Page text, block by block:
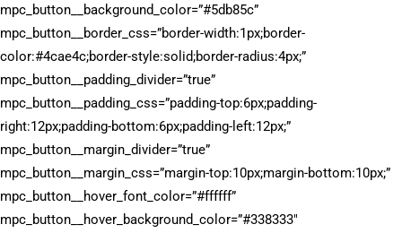
mpc_button__background_color=”#5db85c”
mpc_button__border_css=”border-width:1px;border-
color:#4cae4c;border-style:solid;border-radius:4px;”
mpc_button__padding_divider=”true”
mpc_button__padding_css=”padding-top:6px;padding-
right:12px;padding-bottom:6px;padding-left:12px;”
mpc_button__margin_divider=”true”
mpc_button__margin_css=”margin-top:10px;margin-bottom:10px;”
mpc_button__hover_font_color=”#ffffff”
mpc_button__hover_background_color=”#338333″